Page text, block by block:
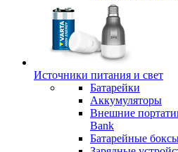
Источники питания и свет
Батарейки
Аккумуляторы
Внешние
Bank
Батарейные